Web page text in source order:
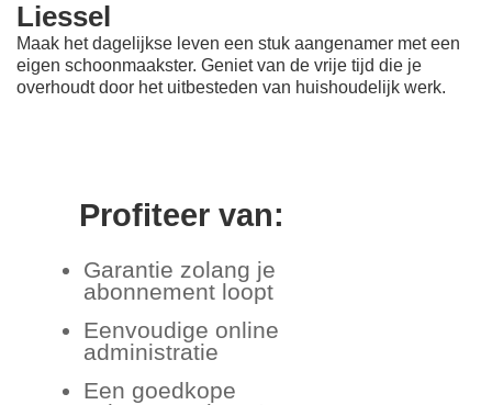
Liessel
Maak het dagelijkse leven een stuk aangenamer met een
eigen schoonmaakster. Geniet van de vrije tijd die je
overhoudt door het uitbesteden van huishoudelijk werk.
Profiteer van:
Garantie zolang je
abonnement loopt
Eenvoudige online
administratie
Een goedkope